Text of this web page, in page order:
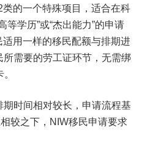
的一个特殊项目，适合在科
等学历”或“杰出能力”的申请
用一样的移民配额与排期进
需要的劳工证环节，无需绑
时间相对较长，申请流程基
较之下，NIW移民申请要求